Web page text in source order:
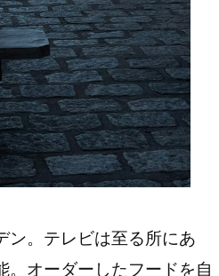
ン。テレビは至る所にあ
。オーダーしたフードを自